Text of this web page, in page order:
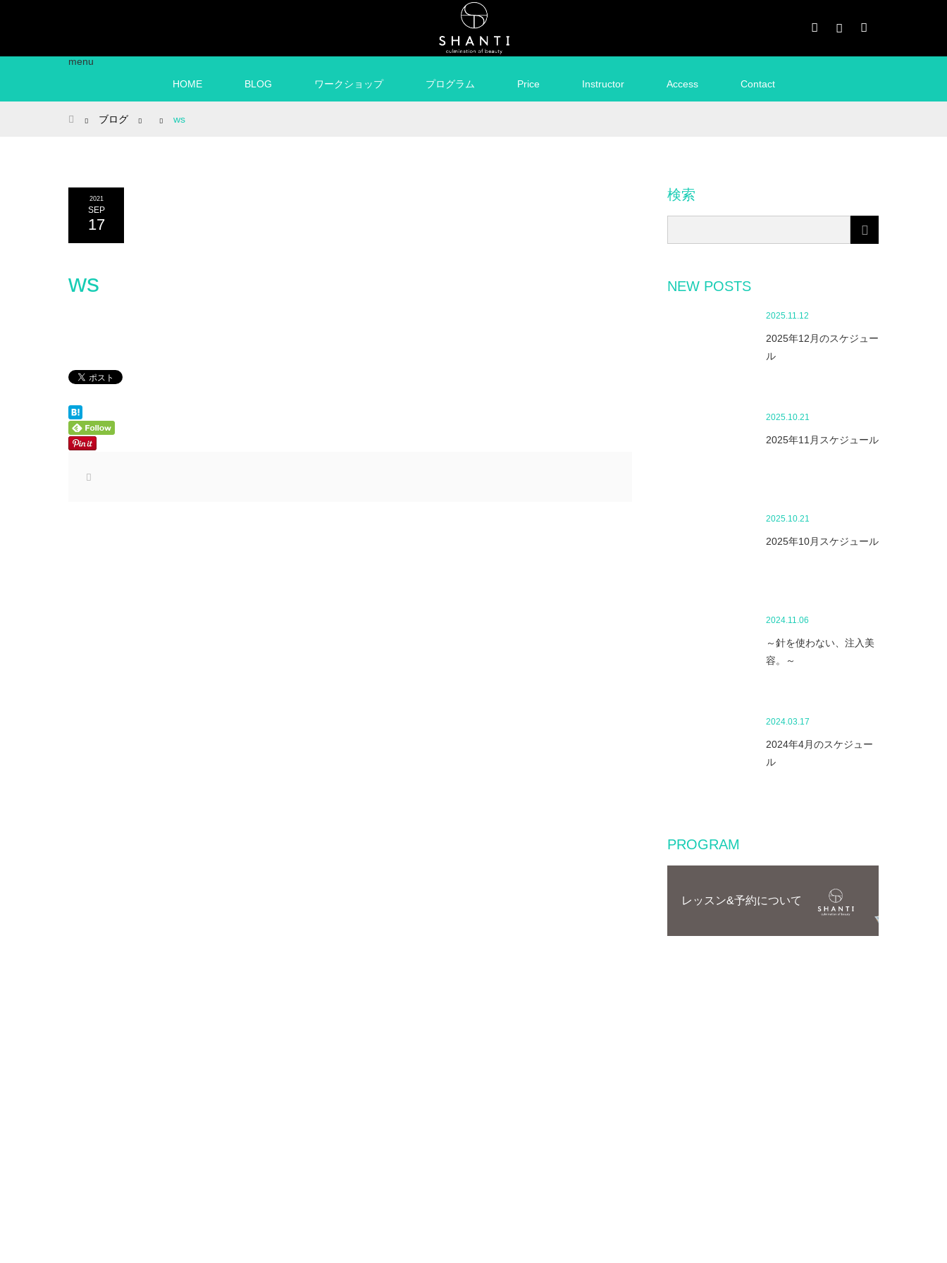
menu
HOME
BLOG ワークショップ プログラム Price Instructor Access Contact
ホームブログ ws
2021
SEP
17
ws
検索
NEW POSTS
2025.11.12
2025年12月のスケジュー
ル
2025.10.21
2025年11月スケジュール
2025.10.21
2025年10月スケジュール
2024.11.06
～針を使わない、注入美
容。～
2024.03.17
2024年4月のスケジュー
ル
PROGRAM
レッスン&予約について